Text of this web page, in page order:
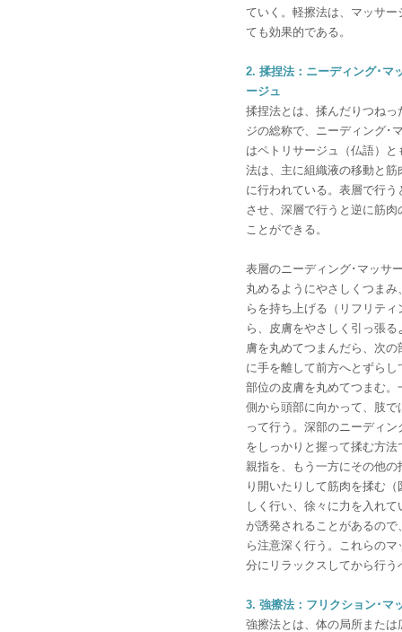
ていく。軽擦法は、マッサ
ても効果的である。
2. 揉捏法：ニーディング･
ージュ
揉捏法とは、揉んだりつね
ジの総称で、ニーディング･
はペトリサージュ（仏語）
法は、主に組織液の移動と
に行われている。表層で行
させ、深層で行うと逆に筋
ことができる。
表層のニーディング･マッサ
丸めるようにやさしくつま
らを持ち上げる（リフリテ
ら、皮膚をやさしく引っ張
膚を丸めてつまんだら、次
に手を離して前方へとずら
部位の皮膚を丸めてつまむ
側から頭部に向かって、肢
って行う。深部のニーディ
をしっかりと握って揉む方
親指を、もう一方にその他
り開いたりして筋肉を揉む
しく行い、徐々に力を入れ
が誘発されることがあるの
ら注意深く行う。これらの
分にリラックスしてから行う
3. 強擦法：フリクション･マ
強擦法とは、体の局所また